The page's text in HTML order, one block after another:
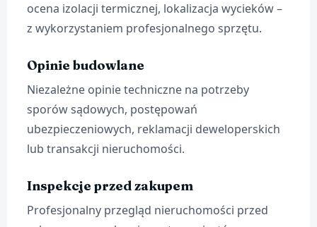
ocena izolacji termicznej, lokalizacja wycieków –
z wykorzystaniem profesjonalnego sprzętu.
Opinie budowlane
Niezależne opinie techniczne na potrzeby
sporów sądowych, postępowań
ubezpieczeniowych, reklamacji deweloperskich
lub transakcji nieruchomości.
Inspekcje przed zakupem
Profesjonalny przegląd nieruchomości przed